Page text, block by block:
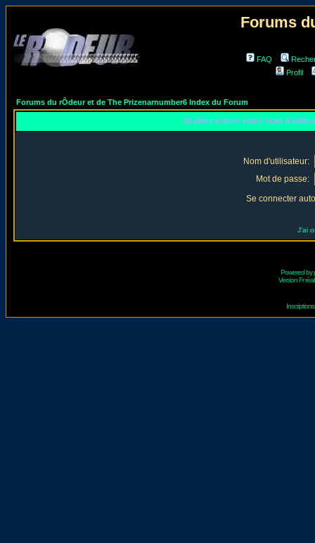
Forums
FAQ
Profil
Forums du rÔdeur et de The Prizenarnumber6 Index du Forum
Veuillez entrer votre nom
Nom d'utilisateur:
Mot de passe:
Se connecter
J'ai
Powered by
Version Fr